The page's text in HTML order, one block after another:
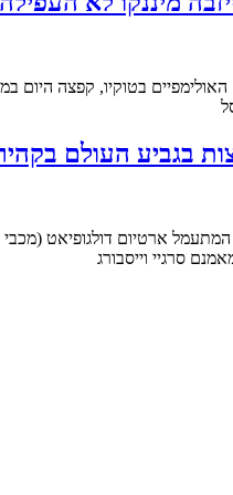
בגביע העולם